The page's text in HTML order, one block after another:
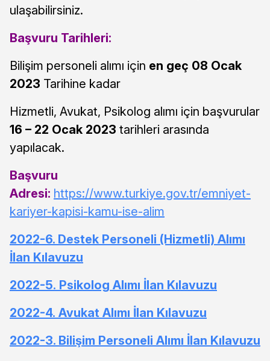
ulaşabilirsiniz.
Başvuru Tarihleri:
Bilişim personeli alımı için en geç 08 Ocak
2023 Tarihine kadar
Hizmetli, Avukat, Psikolog alımı için başvurular
16 – 22 Ocak 2023 tarihleri arasında
yapılacak.
Başvuru
Adresi: https://www.turkiye.gov.tr/emniyet-
kariyer-kapisi-kamu-ise-alim
2022-6. Destek Personeli (Hizmetli) Alımı
İlan Kılavuzu
2022-5. Psikolog Alımı İlan Kılavuzu
2022-4. Avukat Alımı İlan Kılavuzu
2022-3. Bilişim Personeli Alımı İlan Kılavuzu